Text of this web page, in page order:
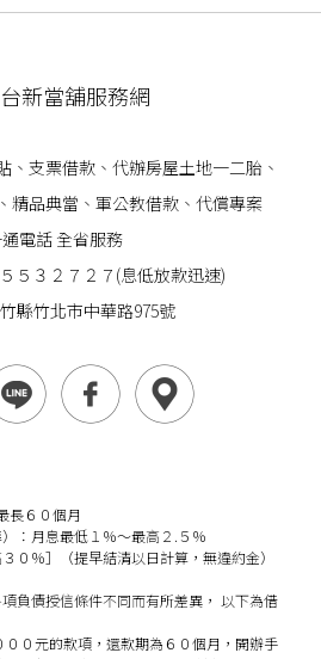
新當舖服務網
、支票借款、代辦房屋土地一二胎、
、精品典當、軍公教借款、代償專案
電話 全省服務
５３２７２７(息低放款迅速)
縣竹北市中華路975號
長６０個月
：月息最低１％～最高２.５％
％］（提早結清以日計算，無違約金）
負債授信條件不同而有所差異， 以下為借
０元的款項，還款期為６０個月，開辦手